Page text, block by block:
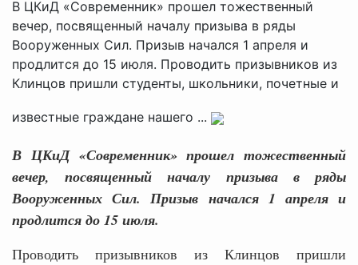
В ЦКиД «Современник» прошел тожественный
вечер, посвященный началу призыва в ряды
Вооруженных Сил. Призыв начался 1 апреля и
продлится до 15 июля. Проводить призывников из
Клинцов пришли студенты, школьники, почетные и
известные граждане нашего ...
В ЦКиД «Современник» прошел тожественный
вечер, посвященный началу призыва в ряды
Вооруженных Сил. Призыв начался 1 апреля и
продлится до 15 июля.
Проводить призывников из Клинцов пришли